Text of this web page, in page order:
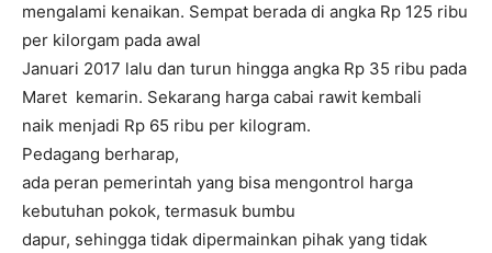
mengalami kenaikan. Sempat berada di angka Rp 125 ribu
per kilorgam pada awal
Januari 2017 lalu dan turun hingga angka Rp 35 ribu pada
Maret kemarin. Sekarang harga cabai rawit kembali
naik menjadi Rp 65 ribu per kilogram.
Pedagang berharap,
ada peran pemerintah yang bisa mengontrol harga
kebutuhan pokok, termasuk bumbu
dapur, sehingga tidak dipermainkan pihak yang tidak